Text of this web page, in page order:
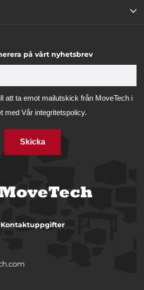
på vårt nyhetsbrev
att ta emot mailutskick från MoveTech i
med Vår integritetspolicy.
Skicka
Kontaktuppgifter